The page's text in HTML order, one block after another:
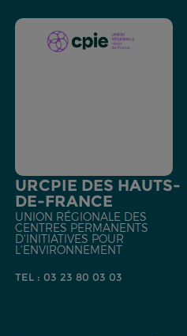
URCPIE DES HAUTS-
DE-FRANCE
UNION RÉGIONALE DES
CENTRES PERMANENTS
D'INITIATIVES POUR
L'ENVIRONNEMENT
TEL : 03 23 80 03 03